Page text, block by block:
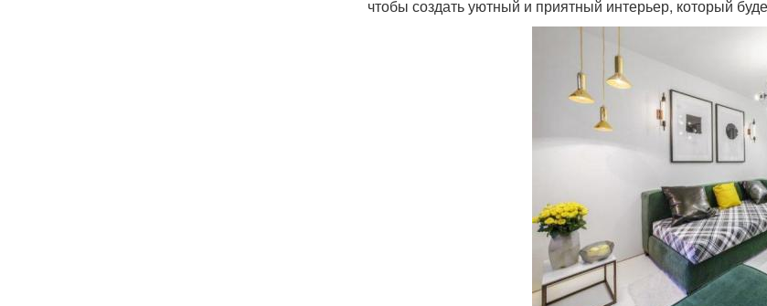
чтобы создать уютный и приятный интерьер, который